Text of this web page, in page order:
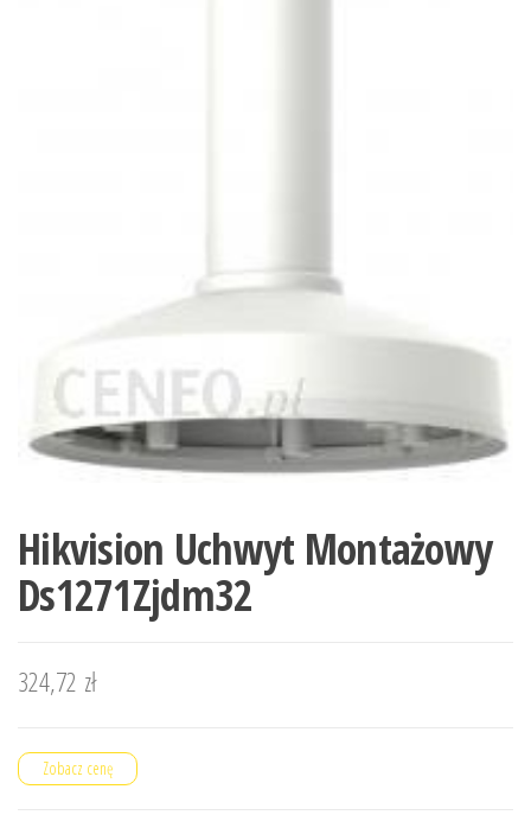
Hikvision Uchwyt Montażowy
Ds1271Zjdm32
324,72 zł
Zobacz cenę